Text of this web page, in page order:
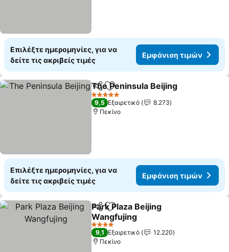
Επιλέξτε ημερομηνίες, για να
δείτε τις ακριβείς τιμές
Εμφάνιση τιμών
Κοινοποίηση
Προσθήκη στα αγαπημένα
The Peninsula Beijing
5 Αστέρια
9,5 Εξαιρετικό
8.273
Πεκίνο
Επιλέξτε ημερομηνίες, για να
δείτε τις ακριβείς τιμές
Εμφάνιση τιμών
Κοινοποίηση
Προσθήκη στα αγαπημένα
Park Plaza Beijing
Wangfujing
4 Αστέρια
9,1 Εξαιρετικό
12.220
Πεκίνο